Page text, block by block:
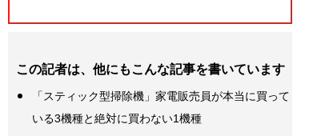
この記者は、他にもこんな記事を書いています
「スティック型掃除機」家電販売員が本当に買って
いる3機種と絶対に買わない1機種